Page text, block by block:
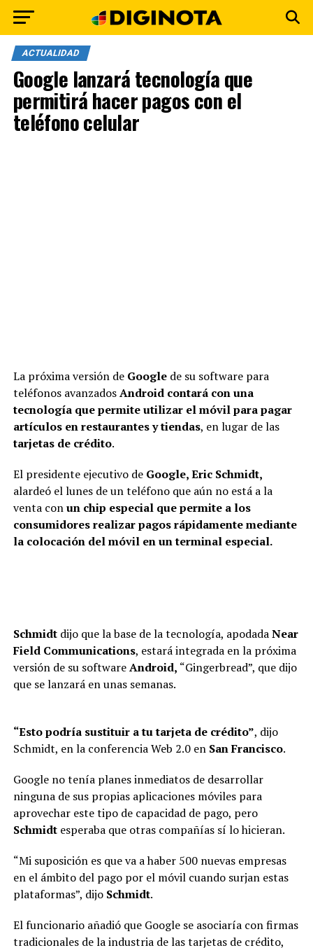
ACTUALIDAD
Google lanzará tecnología que
permitirá hacer pagos con el
teléfono celular
La próxima versión de Google de su software para
teléfonos avanzadosAndroid contará con una
tecnología que permite utilizar el móvil para pagar
artículos en restaurantes y tiendas, en lugar de las
tarjetas de crédito.
El presidente ejecutivo de Google, Eric Schmidt,
alardeó el lunes de un teléfono que aún no está a la
venta conun chip especial que permite a los
consumidores realizar pagos rápidamente mediante
la colocación del móvil en un terminal especial.
Schmidtdijo que la base de la tecnología, apodadaNear
Field Communications, estará integrada en la próxima
versión de su softwareAndroid, “Gingerbread”, que dijo
que se lanzará en unas semanas.
“Esto podría sustituir a tu tarjeta de crédito”, dijo
Schmidt, en la conferencia Web 2.0 en San Francisco.
Google no tenía planes inmediatos de desarrollar
ninguna de sus propias aplicaciones móviles para
aprovechar este tipo de capacidad de pago, pero
Schmidt esperaba que otras compañías sí lo hicieran.
“Mi suposición es que va a haber 500 nuevas empresas
en el ámbito del pago por el móvil cuando surjan estas
plataformas”, dijo Schmidt.
El funcionario añadió que Google se asociaría con firmas
tradicionales de la industria de las tarjetas de crédito,